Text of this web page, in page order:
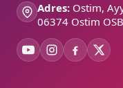
Adres: Ostim,
06374 Ostim